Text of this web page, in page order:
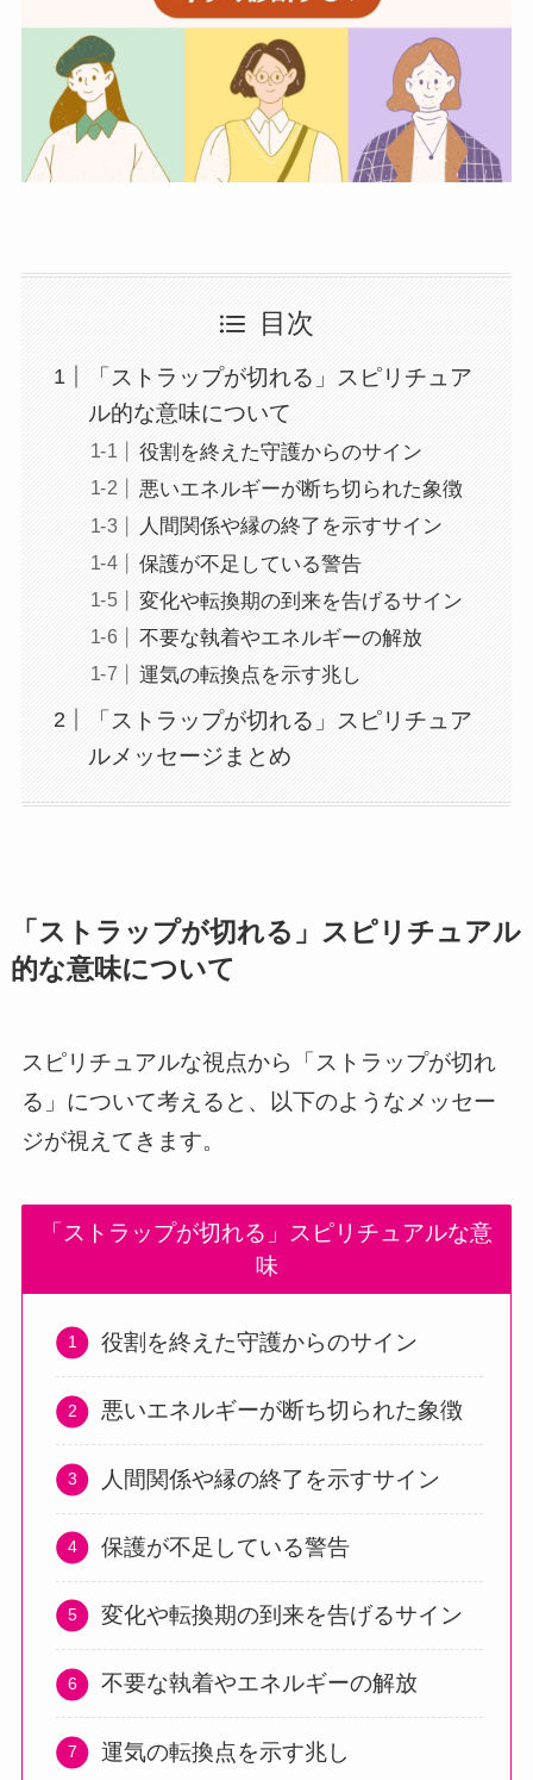
目次
「ストラップが切れる」スピリチュア
ル的な意味について
役割を終えた守護からのサイン
悪いエネルギーが断ち切られた象徴
人間関係や縁の終了を示すサイン
保護が不足している警告
変化や転換期の到来を告げるサイン
不要な執着やエネルギーの解放
運気の転換点を示す兆し
「ストラップが切れる」スピリチュア
ルメッセージまとめ
「ストラップが切れる」スピリチュアル
的な意味について
スピリチュアルな視点から「ストラップが切れ
る」について考えると、以下のようなメッセー
ジが視えてきます。
「ストラップが切れる」スピリチュアルな意
味
役割を終えた守護からのサイン
悪いエネルギーが断ち切られた象徴
人間関係や縁の終了を示すサイン
保護が不足している警告
変化や転換期の到来を告げるサイン
不要な執着やエネルギーの解放
運気の転換点を示す兆し